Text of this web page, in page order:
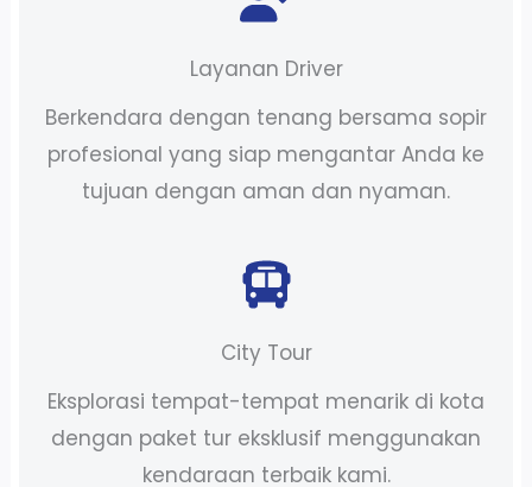
Layanan Driver
Berkendara dengan tenang bersama sopir
profesional yang siap mengantar Anda ke
tujuan dengan aman dan nyaman.
City Tour
Eksplorasi tempat-tempat menarik di kota
dengan paket tur eksklusif menggunakan
kendaraan terbaik kami.